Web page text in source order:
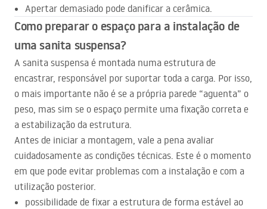
Apertar demasiado pode danificar a cerâmica.
Como preparar o espaço para a instalação de
uma sanita suspensa?
A sanita suspensa é montada numa estrutura de
encastrar, responsável por suportar toda a carga. Por isso,
o mais importante não é se a própria parede “aguenta” o
peso, mas sim se o espaço permite uma fixação correta e
a estabilização da estrutura.
Antes de iniciar a montagem, vale a pena avaliar
cuidadosamente as condições técnicas. Este é o momento
em que pode evitar problemas com a instalação e com a
utilização posterior.
possibilidade de fixar a estrutura de forma estável ao